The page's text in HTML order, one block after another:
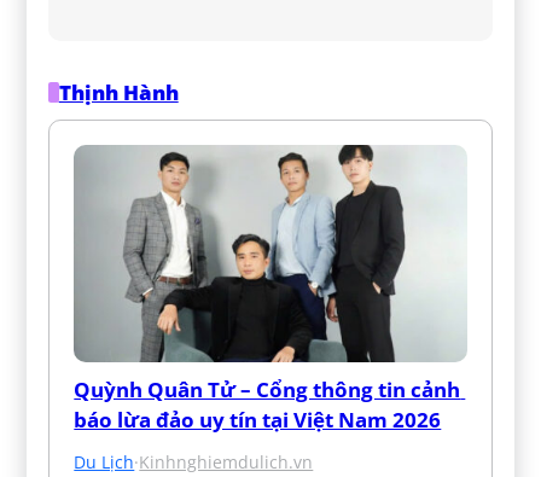
Thịnh Hành
Quỳnh Quân Tử – Cổng thông tin cảnh
báo lừa đảo uy tín tại Việt Nam 2026
Du Lịch·Kinhnghiemdulich.vn